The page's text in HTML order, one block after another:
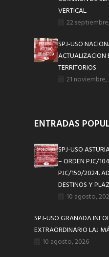
VERTICAL.
22
SPJ-USO
ACTUALIZACION
TERRITORIOS
21 noviembre,
ENTRADAS
SPJ-USO
– ORDEN PJC/
PJC/150/2024.
DESTINOS Y
10 agosto,
SPJ-USO GRANADA
EXTRAORDINARIO LAJ
10 agosto, 2026